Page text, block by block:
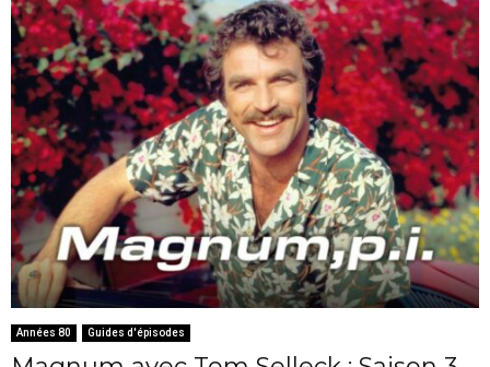
Années 80 Guides d'épisodes